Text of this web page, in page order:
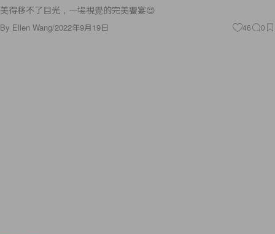
美得移不了目光，一場視覺的完美饗宴😍
By Ellen Wang/2022年9月19日 46 0